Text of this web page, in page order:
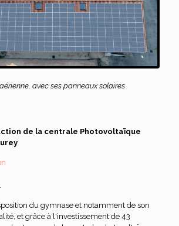
avec ses panneaux solaires
de la centrale Photovoltaïque
du gymnase et notamment de son
et grâce à l'investissement de 43